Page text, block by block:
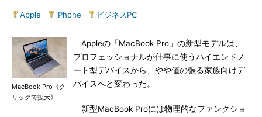
Apple iPhone ビジネスPC
MacBook Pro《ク
リックで拡大》
Appleの「MacBook Pro」の新型モデルは、
プロフェッショナルが仕事に使うハイエンドノ
ート型デバイスから、やや値の張る家族向けデ
バイスへと変わった。
新型MacBook Proには物理的なファンクショ